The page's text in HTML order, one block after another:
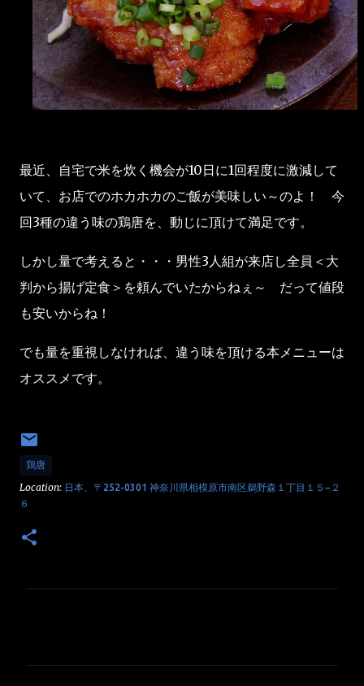
最近、自宅で米を炊く機会が10日に1回程度に激減して
いて、お店でのホカホカのご飯が美味しい～のよ！ 今
回3種の違う味の鶏唐を、動じに頂けて満足です。
しかし量で考えると・・・男性3人組が来店し全員＜大
判から揚げ定食＞を頼んでいたからねぇ～ だって値段
も安いからね！
でも量を重視しなければ、違う味を頂ける本メニューは
オススメです。
鶏唐
Location: 日本、〒252-0301 神奈川県相模原市南区鵜野森１丁目１５−２
６